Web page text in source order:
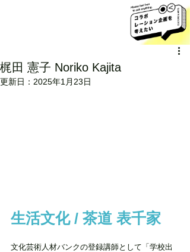
梶田 憲子 Noriko Kajita
更新日： 2025年1月23日
生活文化 / 茶道 表千家
文化芸術人材バンクの登録講師として「学校出